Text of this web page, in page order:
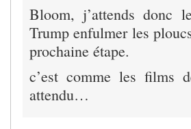
Bloom, j’attends donc
Trump enfulmer les
prochaine étape.
c’est comme les films
attendu…